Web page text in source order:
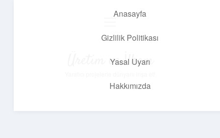
Anasayfa
Gizlilik Politikası
Yasal Uyarı
Hakkımızda
Üretim ve İlham